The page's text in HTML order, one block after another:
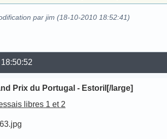
par jim (18-10-2010 18:52:41)
Prix du Portugal - Estoril[/large]
libres 1 et 2